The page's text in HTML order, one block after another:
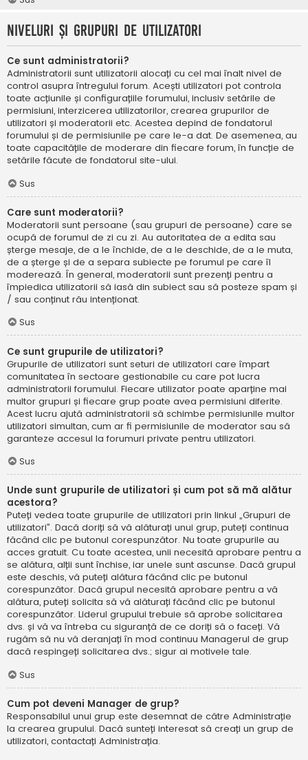
Niveluri și grupuri de utilizatori
Ce sunt administratorii?
Administratorii sunt utilizatorii alocați cu cel mai înalt nivel de
control asupra întregului forum. Acești utilizatori pot controla
toate acțiunile și configurațiile forumului, inclusiv setările de
permisiuni, interzicerea utilizatorilor, crearea grupurilor de
utilizatori și moderatorii etc. Acestea depind de fondatorul
forumului și de permisiunile pe care le-a dat. De asemenea, au
toate capacitățile de moderare din fiecare forum, în funcție de
setările făcute de fondatorul site-ului.
Sus
Care sunt moderatorii?
Moderatorii sunt persoane (sau grupuri de persoane) care se
ocupă de forumul de zi cu zi. Au autoritatea de a edita sau
șterge mesaje, de a le închide, de a le deschide, de a le muta,
de a șterge și de a separa subiecte pe forumul pe care îl
moderează. În general, moderatorii sunt prezenți pentru a
împiedica utilizatorii să iasă din subiect sau să posteze spam și
/ sau conținut rău intenționat.
Sus
Ce sunt grupurile de utilizatori?
Grupurile de utilizatori sunt seturi de utilizatori care împart
comunitatea în sectoare gestionabile cu care pot lucra
administratorii forumului. Fiecare utilizator poate aparține mai
multor grupuri și fiecare grup poate avea permisiuni diferite.
Acest lucru ajută administratorii să schimbe permisiunile multor
utilizatori simultan, cum ar fi permisiunile de moderator sau să
garanteze accesul la forumuri private pentru utilizatori.
Sus
Unde sunt grupurile de utilizatori și cum pot să mă alătur
acestora?
Puteți vedea toate grupurile de utilizatori prin linkul „Grupuri de
utilizatori”. Dacă doriți să vă alăturați unui grup, puteți continua
făcând clic pe butonul corespunzător. Nu toate grupurile au
acces gratuit. Cu toate acestea, unii necesită aprobare pentru a
se alătura, alții sunt închise, iar unele sunt ascunse. Dacă grupul
este deschis, vă puteți alătura făcând clic pe butonul
corespunzător. Dacă grupul necesită aprobare pentru a vă
alătura, puteți solicita să vă alăturați făcând clic pe butonul
corespunzător. Liderul grupului trebuie să aprobe solicitarea
dvs. și vă va întreba cu siguranță de ce doriți să o faceți. Vă
rugăm să nu vă deranjați în mod continuu Managerul de grup
dacă respingeți solicitarea dvs.; sigur ai motivele tale.
Sus
Cum pot deveni Manager de grup?
Responsabilul unui grup este desemnat de către Administrație
la crearea grupului. Dacă sunteți interesat să creați un grup de
utilizatori, contactați Administrația.